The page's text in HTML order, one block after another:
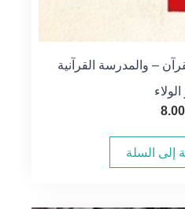
– والمدرسة القرآنية
الولاء
8.00
إلى السلة